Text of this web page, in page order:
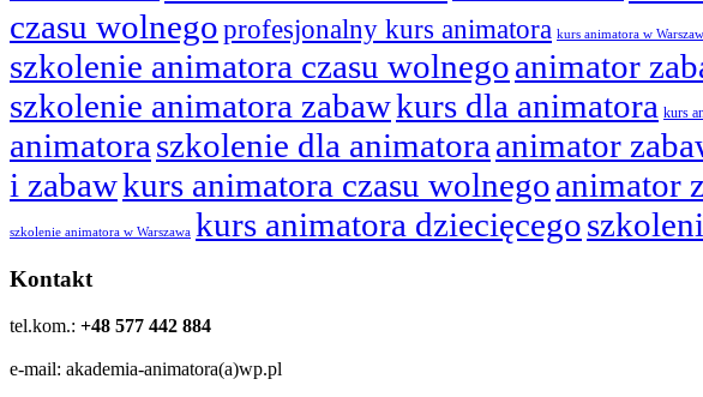
czasu wolnego profesjonalny kurs animatora kurs animatora w
szkolenie animatora czasu wolnegoanimator
szkolenie animatora zabawkurs dla animatora kurs
animatora szkolenie dla animatora animator
i zabawkurs animatora czasu wolnegoanimator
szkolenie animatora w Warszawa kurs animatora dziecięcego
Kontakt
tel.kom.: +48 577 442 884
e-mail: akademia-animatora(a)wp.pl